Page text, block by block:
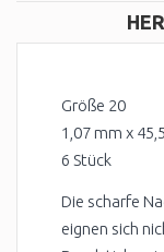
Größe 20
1,07 mm x
6 Stück
Die scharfe
eignen sich